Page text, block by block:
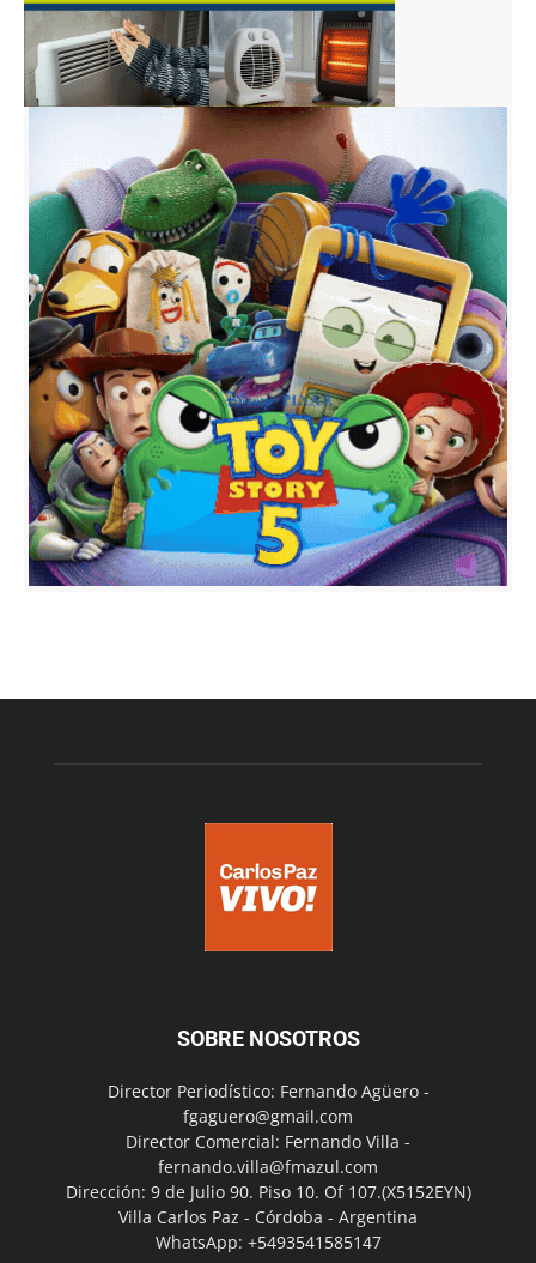
SOBRE NOSOTROS
Director Periodístico: Fernando Agüero -
fgaguero@gmail.com
Director Comercial: Fernando Villa -
fernando.villa@fmazul.com
Dirección: 9 de Julio 90. Piso 10. Of 107.(X5152EYN)
Villa Carlos Paz - Córdoba - Argentina
WhatsApp: +5493541585147